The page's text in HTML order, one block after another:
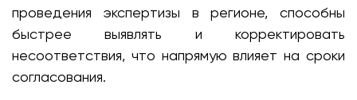
проведения экспертизы в регионе, способны
быстрее выявлять и корректировать
несоответствия, что напрямую влияет на сроки
согласования.